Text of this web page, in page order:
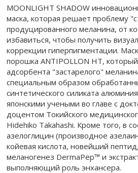
MOONLIGHT SHADOW
маска, которая решает проблему
продуцированного меланина, от
избавиться, чтобы получить
коррекции гиперпигментации.
порошка ANTIPOLLON HT,
адсорбента "застарелого"
специальным образом
синтетического силиката
японскими учеными во главе с
доцентом Токийского
Hidehiko Takahashi. Кроме того, в
азелоглицин (производное
койевая кислота, новейший
меланогенез DermaPep™ и
выполняющий роль энхансера.